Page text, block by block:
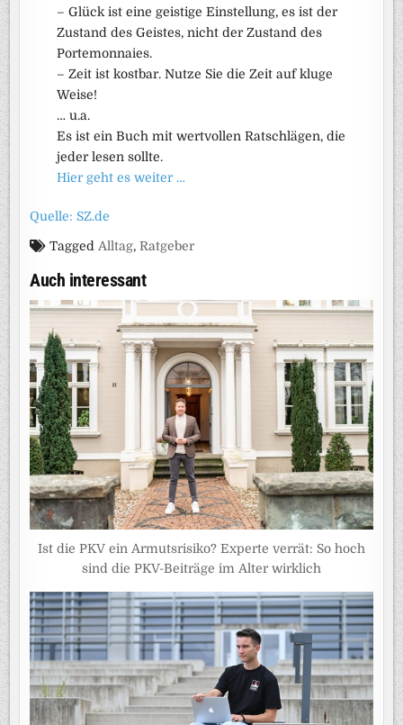
– Glück ist eine geistige Einstellung, es ist der
Zustand des Geistes, nicht der Zustand des
Portemonnaies.
– Zeit ist kostbar. Nutze Sie die Zeit auf kluge
Weise!
… u.a.
Es ist ein Buch mit wertvollen Ratschlägen, die
jeder lesen sollte.
Hier geht es weiter …
Quelle: SZ.de
Tagged Alltag,Ratgeber
Auch interessant
Ist die PKV ein Armutsrisiko? Experte verrät: So hoch
sind die PKV-Beiträge im Alter wirklich